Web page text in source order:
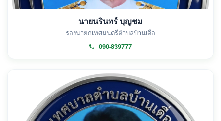
นายนรินทร์ บุญชม
รองนายกเทศมนตรีตำบลบ้านเดื่อ
090-839777